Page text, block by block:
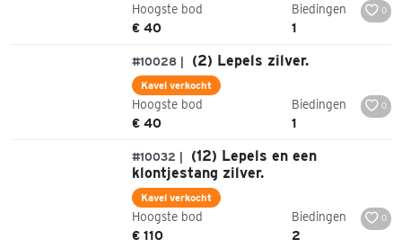
Hoogste bod
€ 40
Biedingen
1
0
#10028 | (2) Lepels zilver.
Kavel verkocht
Hoogste bod
€ 40
Biedingen
1
0
#10032 |
(12) Lepels en een
klontjestang zilver.
Kavel verkocht
Hoogste bod
€ 110
Biedingen
2
0